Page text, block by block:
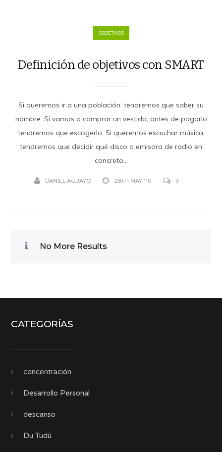
OBJETIVOS
Definición de objetivos con SMART
Si queremos ir a una población, tendremos que saber su
nombre. Si vamos a comprar un vestido, antes de pagarlo
tendremos que escogerlo. Si queremos escuchar música,
tendremos que decidir qué disco o emisora de radio en
concreto...
DANIEL AGUAYO 28TH MAY '10 3
No More Results
CATEGORÍAS
concentración
Desarrollo Personal
descanso
Du Tudú